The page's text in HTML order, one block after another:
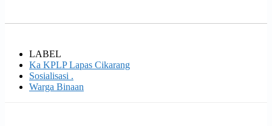
LABEL
Ka KPLP Lapas Cikarang
Sosialisasi .
Warga Binaan